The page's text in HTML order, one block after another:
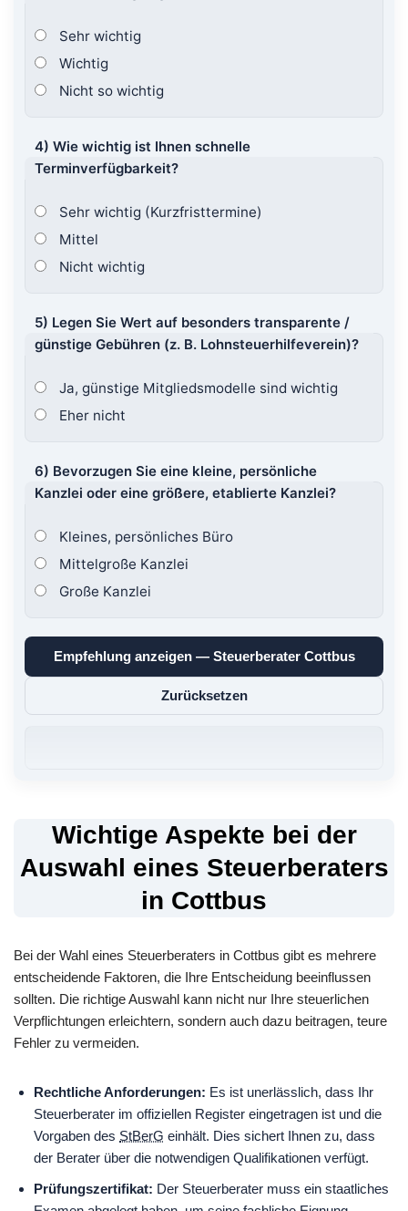
Sehr wichtig
Wichtig
Nicht so wichtig
4) Wie wichtig ist Ihnen schnelle
Terminverfügbarkeit?
Sehr wichtig (Kurzfristtermine)
Mittel
Nicht wichtig
5) Legen Sie Wert auf besonders transparente /
günstige Gebühren (z. B. Lohnsteuerhilfeverein)?
Ja, günstige Mitgliedsmodelle sind wichtig
Eher nicht
6) Bevorzugen Sie eine kleine, persönliche
Kanzlei oder eine größere, etablierte Kanzlei?
Kleines, persönliches Büro
Mittelgroße Kanzlei
Große Kanzlei
Empfehlung anzeigen — Steuerberater Cottbus
Zurücksetzen
Wichtige Aspekte bei der
Auswahl eines Steuerberaters
in Cottbus
Bei der Wahl eines Steuerberaters in Cottbus gibt es mehrere
entscheidende Faktoren, die Ihre Entscheidung beeinflussen
sollten. Die richtige Auswahl kann nicht nur Ihre steuerlichen
Verpflichtungen erleichtern, sondern auch dazu beitragen, teure
Fehler zu vermeiden.
Rechtliche Anforderungen: Es ist unerlässlich, dass Ihr
Steuerberater im offiziellen Register eingetragen ist und die
Vorgaben des StBerG einhält. Dies sichert Ihnen zu, dass
der Berater über die notwendigen Qualifikationen verfügt.
Prüfungszertifikat: Der Steuerberater muss ein staatliches